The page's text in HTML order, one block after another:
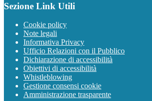
Sezione Link Utili
Cookie policy
Note legali
Informativa Privacy
Ufficio Relazioni con il Pubblico
Dichiarazione di accessibilità
Obiettivi di accessibilità
Whistleblowing
Gestione consensi cookie
Amministrazione trasparente